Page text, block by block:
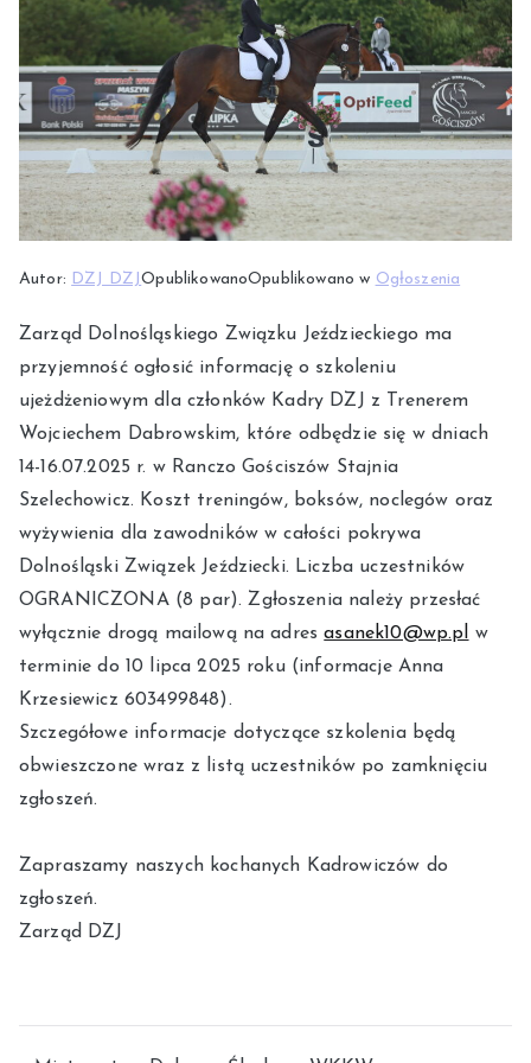
Autor: DZJ DZJOpublikowanoOpublikowano w Ogłoszenia
Zarząd Dolnośląskiego Związku Jeździeckiego ma
przyjemność ogłosić informację o szkoleniu
ujeżdżeniowym dla członków Kadry DZJ z Trenerem
Wojciechem Dabrowskim, które odbędzie się w dniach
14-16.07.2025 r. w Ranczo Gościszów Stajnia
Szelechowicz. Koszt treningów, boksów, noclegów oraz
wyżywienia dla zawodników w całości pokrywa
Dolnośląski Związek Jeździecki. Liczba uczestników
OGRANICZONA (8 par). Zgłoszenia należy przesłać
wyłącznie drogą mailową na adresasanek10@wp.pl w
terminie do 10 lipca 2025 roku (informacje Anna
Krzesiewicz 603499848).
Szczegółowe informacje dotyczące szkolenia będą
obwieszczone wraz z listą uczestników po zamknięciu
zgłoszeń.
Zapraszamy naszych kochanych Kadrowiczów do
zgłoszeń.
Zarząd DZJ